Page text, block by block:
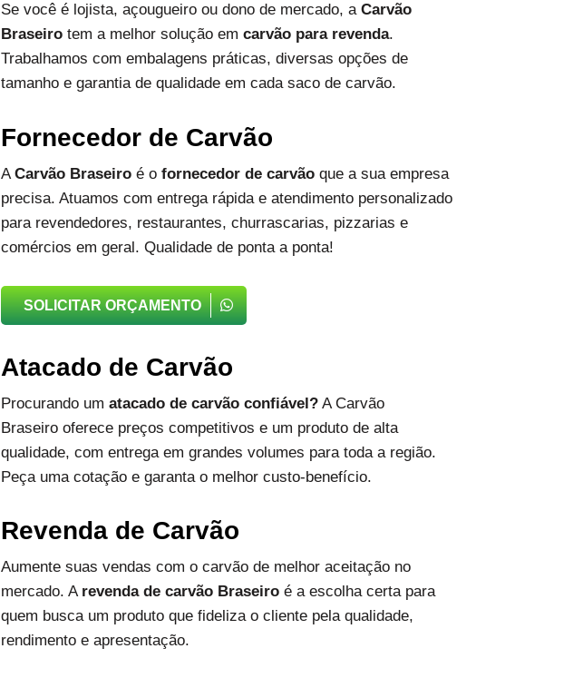
Se você é lojista, açougueiro ou dono de mercado, a Carvão
Braseirotem a melhor solução em carvão para revenda.
Trabalhamos com embalagens práticas, diversas opções de
tamanho e garantia de qualidade em cada saco de carvão.
Fornecedor de Carvão
A Carvão Braseiroé o fornecedor de carvãoque a sua empresa
precisa. Atuamos com entrega rápida e atendimento personalizado
para revendedores, restaurantes, churrascarias, pizzarias e
comércios em geral. Qualidade de ponta a ponta!
SOLICITAR ORÇAMENTO
Atacado de Carvão
Procurando um atacado de carvão confiável?A Carvão
Braseiro oferece preços competitivos e um produto de alta
qualidade, com entrega em grandes volumes para toda a região.
Peça uma cotação e garanta o melhor custo-benefício.
Revenda de Carvão
Aumente suas vendas com o carvão de melhor aceitação no
mercado. A revenda de carvão Braseiroé a escolha certa para
quem busca um produto que fideliza o cliente pela qualidade,
rendimento e apresentação.